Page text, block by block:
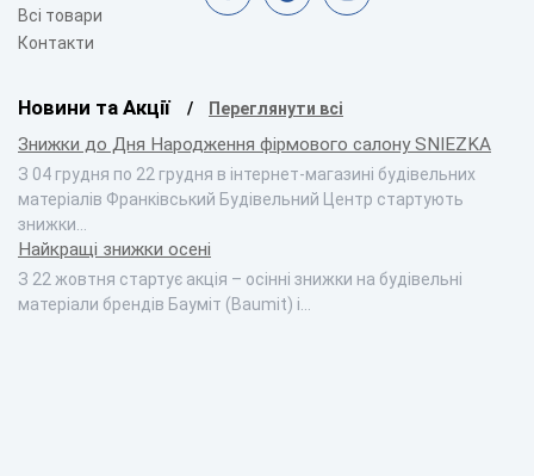
Всі товари
Контакти
Новини та Акції Переглянути всі
Знижки до Дня Народження фірмового салону SNIEZKA
З 04 грудня по 22 грудня в інтернет-магазині будівельних
матеріалів Франківський Будівельний Центр стартують
знижки…
Найкращі знижки осені
З 22 жовтня стартує акція – осінні знижки на будівельні
матеріали брендів Бауміт (Baumit) і…